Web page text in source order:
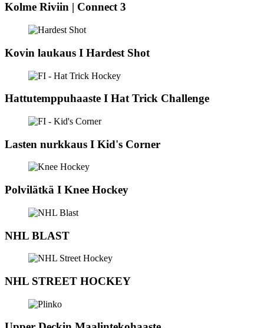
Kolme Riviin | Connect 3
Kovin laukaus I Hardest Shot
Hattutemppuhaaste I Hat Trick Challenge
Lasten nurkkaus I Kid's Corner
Polvilätkä I Knee Hockey
NHL BLAST
NHL STREET HOCKEY